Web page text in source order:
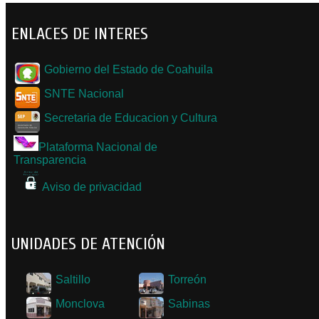
ENLACES DE INTERES
Gobierno del Estado de Coahuila
SNTE Nacional
Secretaria de Educacion y Cultura
Plataforma Nacional de
Transparencia
Aviso de privacidad
UNIDADES DE ATENCIÓN
Saltillo
Torreón
Monclova
Sabinas